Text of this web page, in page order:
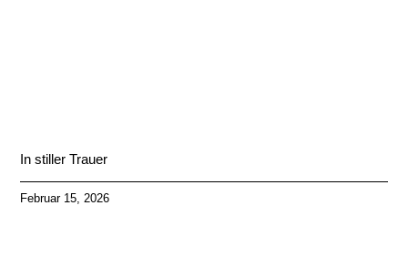
In stiller Trauer
Februar 15, 2026